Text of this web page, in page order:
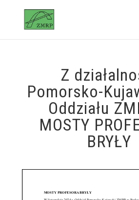
Z
Pomorsko-
Oddziału
MOSTY
BRYŁY